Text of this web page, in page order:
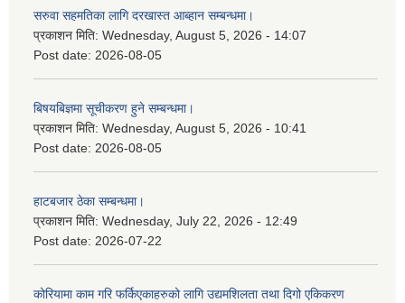
सरुवा सहमतिका लागि दरखास्त आब्हान सम्बन्धमा।
प्रकाशन मिति: Wednesday, August 5, 2026 - 14:07
Post date: 2026-08-05
बिषयबिज्ञमा सूचीकरण हुने सम्बन्धमा।
प्रकाशन मिति: Wednesday, August 5, 2026 - 10:41
Post date: 2026-08-05
हाटबजार ठेका सम्बन्धमा।
प्रकाशन मिति: Wednesday, July 22, 2026 - 12:49
Post date: 2026-07-22
कोरियामा काम गरि फर्किएकाहरुको लागि उद्यमशिलता तथा दिगो एकिकरण